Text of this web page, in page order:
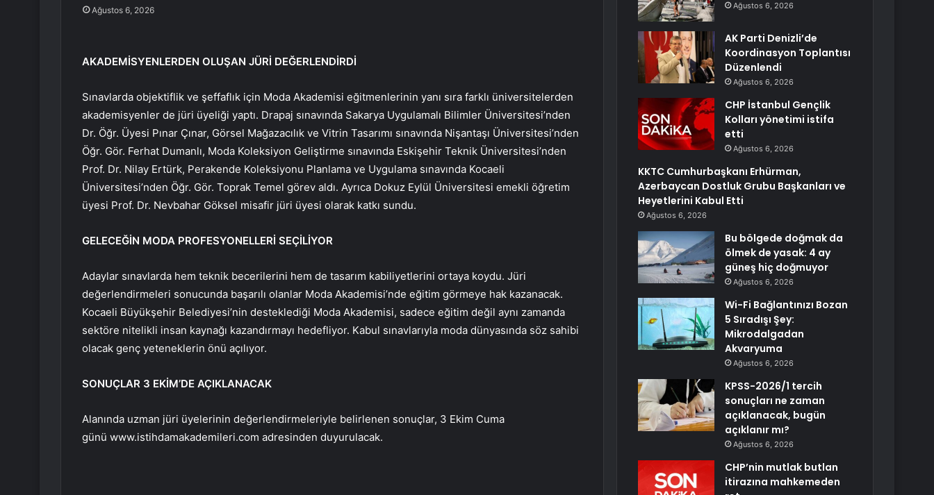
Ağustos 6, 2026
AKADEMİSYENLERDEN OLUŞAN JÜRİ DEĞERLENDİRDİ
Sınavlarda objektiflik ve şeffaflık için Moda Akademisi eğitmenlerinin yanı sıra farklı üniversitelerden
akademisyenler de jüri üyeliği yaptı. Drapaj sınavında Sakarya Uygulamalı Bilimler Üniversitesi’nden
Dr. Öğr. Üyesi Pınar Çınar, Görsel Mağazacılık ve Vitrin Tasarımı sınavında Nişantaşı Üniversitesi’nden
Öğr. Gör. Ferhat Dumanlı, Moda Koleksiyon Geliştirme sınavında Eskişehir Teknik Üniversitesi’nden
Prof. Dr. Nilay Ertürk, Perakende Koleksiyonu Planlama ve Uygulama sınavında Kocaeli
Üniversitesi’nden Öğr. Gör. Toprak Temel görev aldı. Ayrıca Dokuz Eylül Üniversitesi emekli öğretim
üyesi Prof. Dr. Nevbahar Göksel misafir jüri üyesi olarak katkı sundu.
GELECEĞİN MODA PROFESYONELLERİ SEÇİLİYOR
Adaylar sınavlarda hem teknik becerilerini hem de tasarım kabiliyetlerini ortaya koydu. Jüri
değerlendirmeleri sonucunda başarılı olanlar Moda Akademisi’nde eğitim görmeye hak kazanacak.
Kocaeli Büyükşehir Belediyesi’nin desteklediği Moda Akademisi, sadece eğitim değil aynı zamanda
sektöre nitelikli insan kaynağı kazandırmayı hedefliyor. Kabul sınavlarıyla moda dünyasında söz sahibi
olacak genç yeteneklerin önü açılıyor.
SONUÇLAR 3 EKİM’DE AÇIKLANACAK
Alanında uzman jüri üyelerinin değerlendirmeleriyle belirlenen sonuçlar, 3 Ekim Cuma
günü www.istihdamakademileri.com adresinden duyurulacak.
Ağustos 6, 2026
AK Parti Denizli’de
Koordinasyon Toplantısı
Düzenlendi
Ağustos 6, 2026
CHP İstanbul Gençlik
Kolları yönetimi istifa
etti
Ağustos 6, 2026
KKTC Cumhurbaşkanı Erhürman,
Azerbaycan Dostluk Grubu Başkanları ve
Heyetlerini Kabul Etti
Ağustos 6, 2026
Bu bölgede doğmak da
ölmek de yasak: 4 ay
güneş hiç doğmuyor
Ağustos 6, 2026
Wi-Fi Bağlantınızı Bozan
5 Sıradışı Şey:
Mikrodalgadan
Akvaryuma
Ağustos 6, 2026
KPSS-2026/1 tercih
sonuçları ne zaman
açıklanacak, bugün
açıklanır mı?
Ağustos 6, 2026
CHP’nin mutlak butlan
itirazına mahkemeden